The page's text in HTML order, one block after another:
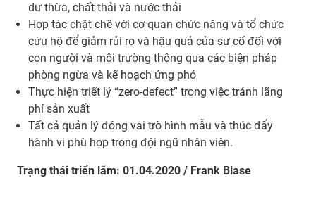
dư thừa, chất thải và nước thải
Hợp tác chặt chẽ với cơ quan chức năng và tổ chức
cứu hộ để giảm rủi ro và hậu quả của sự cố đối với
con người và môi trường thông qua các biện pháp
phòng ngừa và kế hoạch ứng phó
Thực hiện triết lý “zero-defect” trong việc tránh lãng
phí sản xuất
Tất cả quản lý đóng vai trò hình mẫu và thúc đẩy
hành vi phù hợp trong đội ngũ nhân viên.
Trạng thái triển lãm: 01.04.2020 / Frank Blase